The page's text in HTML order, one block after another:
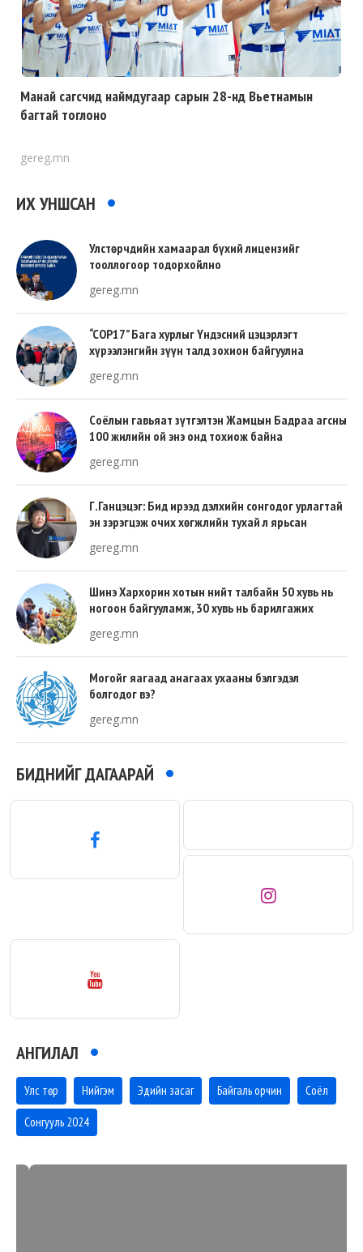
Манай сагсчид наймдугаар сарын 28-нд Вьетнамын
багтай тоглоно
gereg.mn
ИХ УНШСАН
Улстөрчдийн хамаарал бүхий лицензийг
тооллогоор тодорхойлно
gereg.mn
“COP17” Бага хурлыг Үндэсний цэцэрлэгт
хүрээлэнгийн зүүн талд зохион байгуулна
gereg.mn
Соёлын гавьяат зүтгэлтэн Жамцын Бадраа агсны
100 жилийн ой энэ онд тохиож байна
gereg.mn
Г.Ганцэцэг: Бид ирээд дэлхийн сонгодог урлагтай
эн зэрэгцэж очих хөгжлийн тухай л ярьсан
gereg.mn
Шинэ Хархорин хотын нийт талбайн 50 хувь нь
ногоон байгууламж, 30 хувь нь барилгажих
gereg.mn
Могойг яагаад анагаах ухааны бэлгэдэл
болгодог вэ?
gereg.mn
БИДНИЙГ ДАГААРАЙ
АНГИЛАЛ
Улс төр Нийгэм Эдийн засаг Байгаль орчин Соёл
Сонгууль 2024